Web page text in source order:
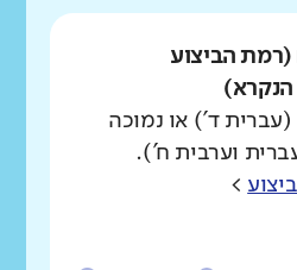
הביצוע
ד') או נמוכה
וערבית ח').
>